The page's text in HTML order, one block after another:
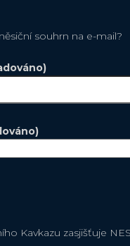
souhrn na e-mail?
Kavkazu zasjišťuje